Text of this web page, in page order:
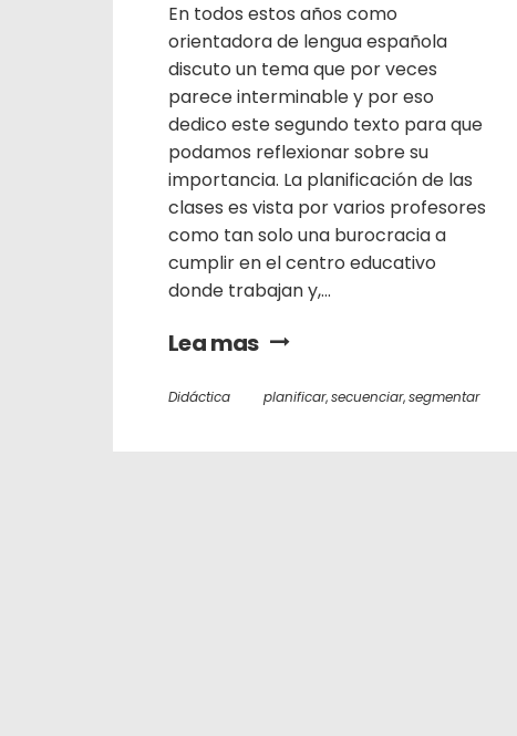
En todos estos años como
orientadora de lengua española
discuto un tema que por veces
parece interminable y por eso
dedico este segundo texto para que
podamos reflexionar sobre su
importancia. La planificación de las
clases es vista por varios profesores
como tan solo una burocracia a
cumplir en el centro educativo
donde trabajan y,...
Lea mas
Didáctica planificar,secuenciar,segmentar